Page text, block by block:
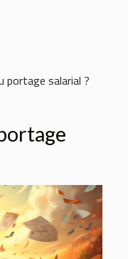
portage salarial ?